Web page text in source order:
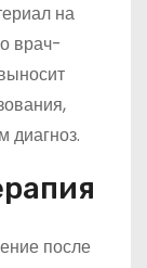
на
врач-
диагноз.
после